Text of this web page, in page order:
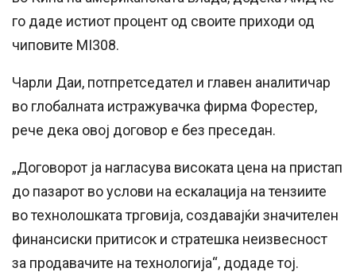
го даде истиот процент од своите приходи од
чиповите MI308.
Чарли Даи, потпретседател и главен аналитичар
во глобалната истражувачка фирма Форестер,
рече дека овој договор е без преседан.
„Договорот ја нагласува високата цена на пристап
до пазарот во услови на ескалација на тензиите
во технолошката трговија, создавајќи значителен
финансиски притисок и стратешка неизвесност
за продавачите на технологија“, додаде тој.